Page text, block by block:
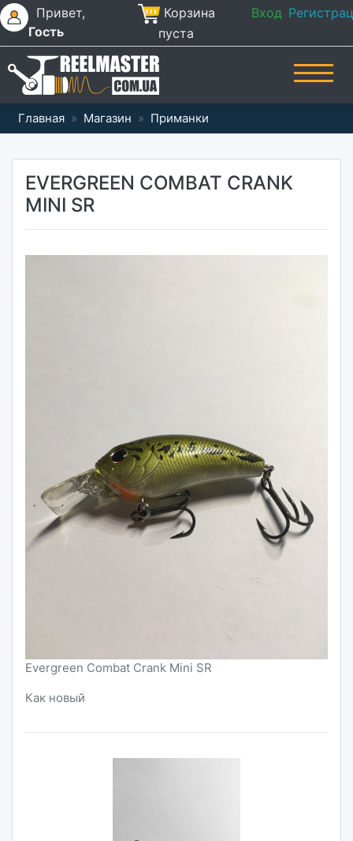
Привет,
Гость
Корзина
пуста
Вход
Главная » Магазин » Приманки
EVERGREEN COMBAT CRANK
MINI SR
Evergreen Combat Crank Mini SR
Как новый